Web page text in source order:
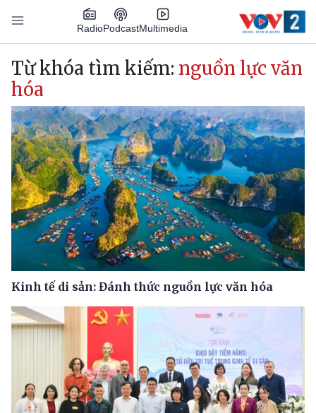
Nhảy đến nội dung
RadioPodcastMultimedia
Main navigation
Từ khóa tìm kiếm: nguồn lực văn
hóa
Kinh tế di sản: Đánh thức nguồn lực văn hóa